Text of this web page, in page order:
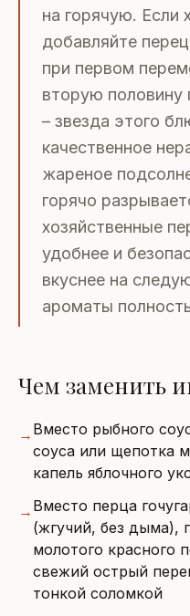
на горячую. Если
добавляйте
при первом
вторую половину
– звезда этого
качественное
жареное
горячо
хозяйственные
удобнее и
вкуснее на
ароматы
Чем заменить
→ Вместо рыбного
соуса или щепотка
капель яблочного
→ Вместо перца
(жгучий, без дыма),
молотого красного
свежий острый
тонкой соломкой